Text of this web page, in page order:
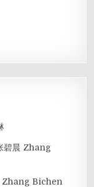
晨 Zhang
Zhang Bichen